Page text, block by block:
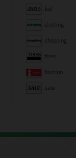
.bid
.clothing
.shopping
.tires
.fashion
.sale